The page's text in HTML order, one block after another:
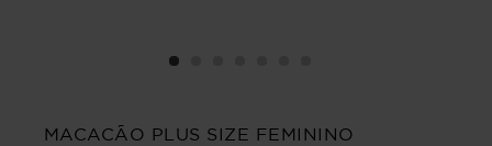
MACACÃO PLUS SIZE FEMININO